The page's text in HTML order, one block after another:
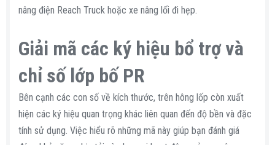
nâng điện Reach Truck hoặc xe nâng lối đi hẹp.
Giải mã các ký hiệu bổ trợ và
chỉ số lớp bố PR​
Bên cạnh các con số về kích thước, trên hông lốp còn xuất
hiện các ký hiệu quan trọng khác liên quan đến độ bền và đặc
tính sử dụng. Việc hiểu rõ những mã này giúp bạn đánh giá